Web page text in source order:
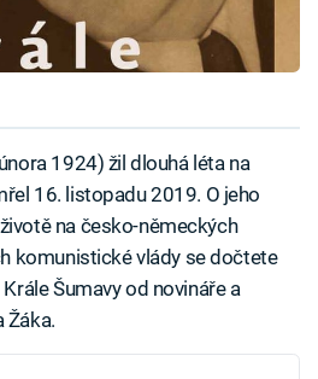
1924) žil dlouhá léta na
16. listopadu 2019. O jeho
na česko-německých
komunistické vlády se dočtete
Šumavy od novináře a
Žáka.